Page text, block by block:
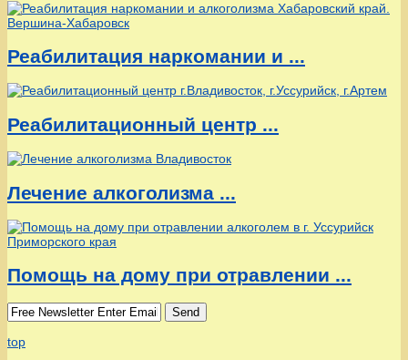
Реабилитация наркомании и ...
Реабилитационный центр ...
Лечение алкоголизма ...
Помощь на дому при отравлении ...
Send
top